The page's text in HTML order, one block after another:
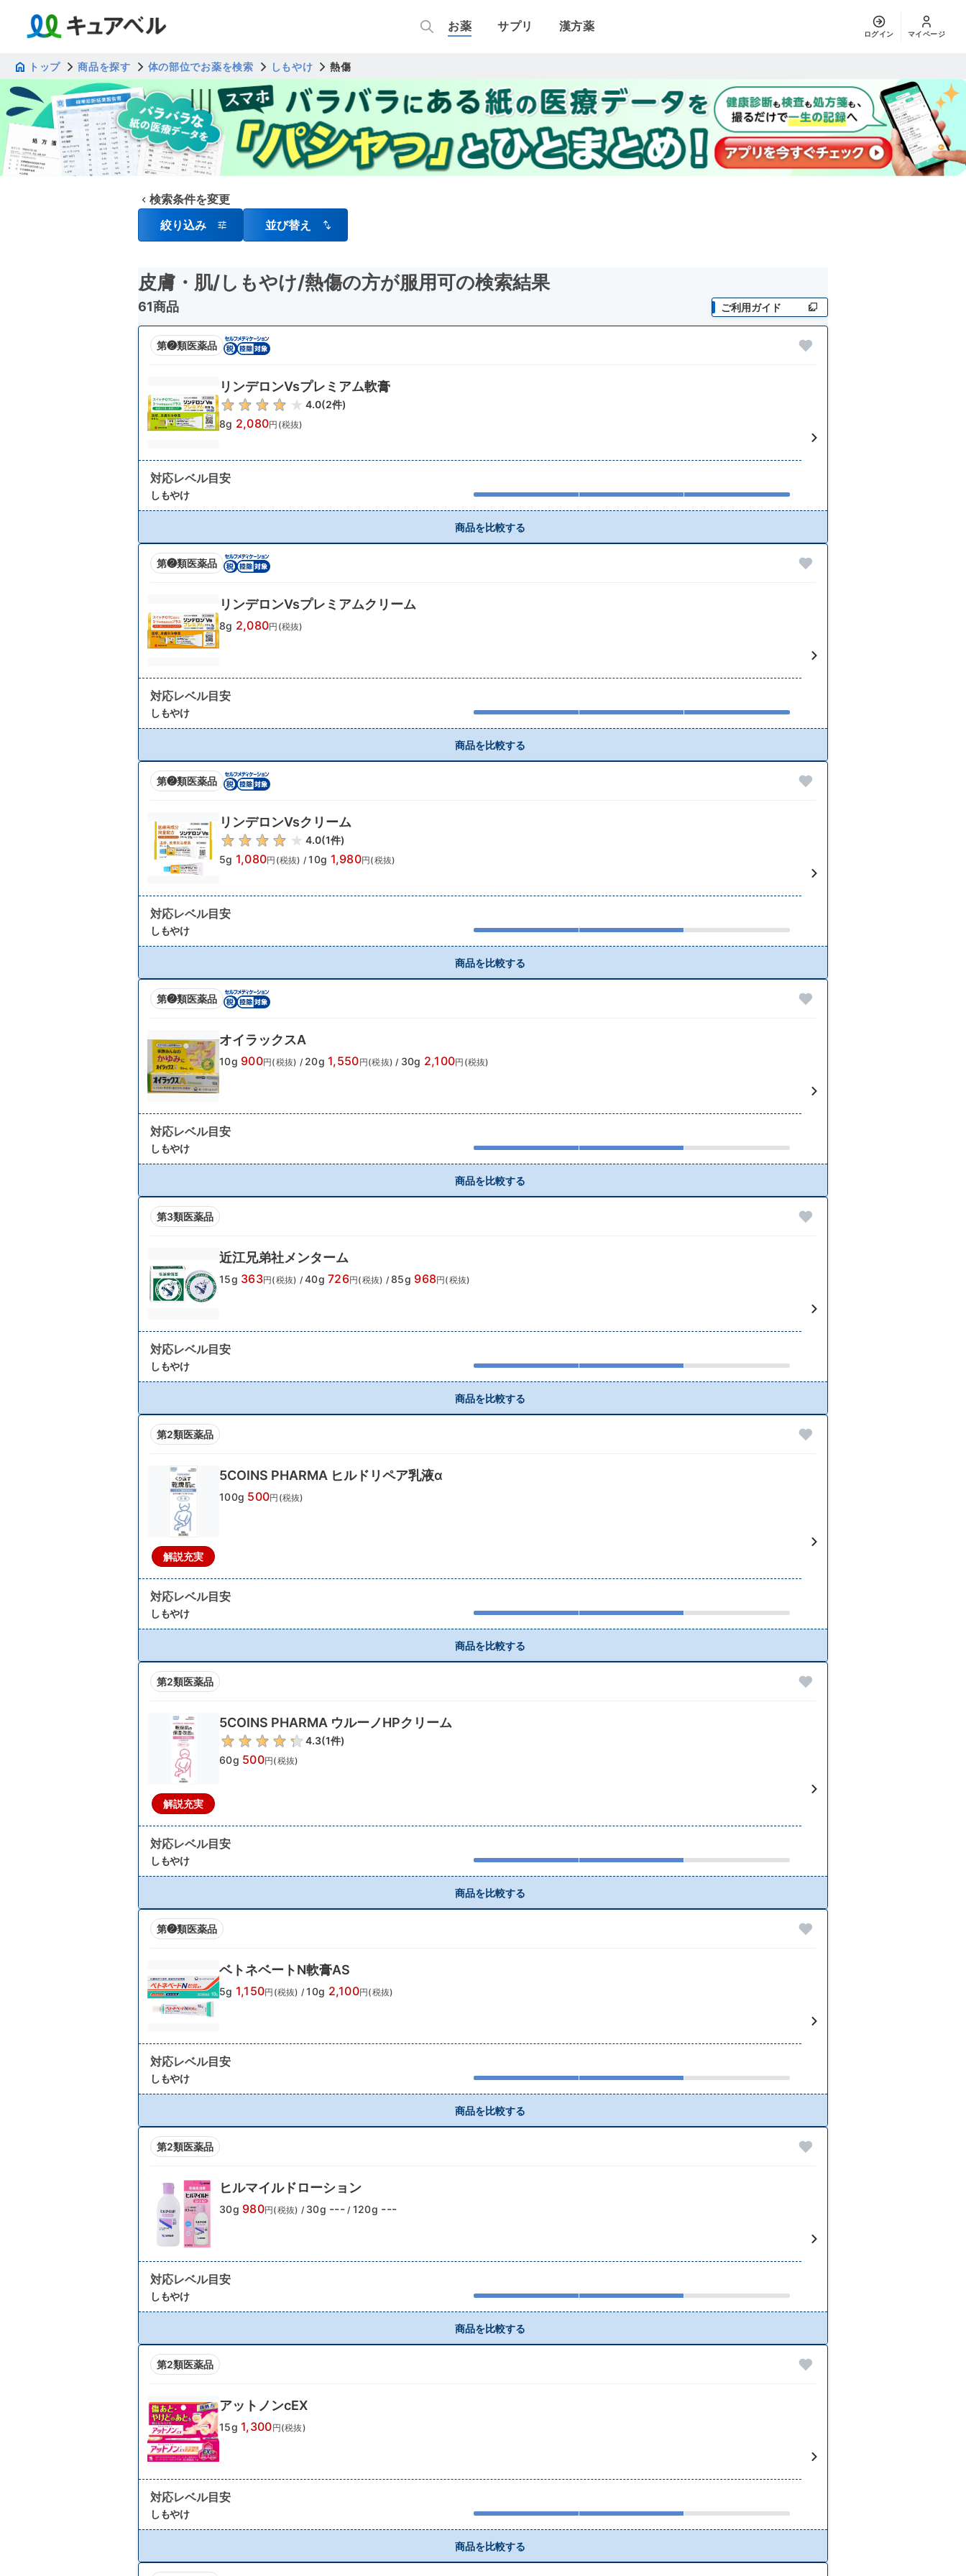
お薬 サプリ 漢方薬
ログイン マイページ
トップ 商品を探す 体の部位でお薬を検索 しもやけ 熱傷
検索条件を変更
絞り込み
並び替え
皮膚・肌/しもやけ/熱傷の方が服用可の検索結果
61商品 ご利用ガイド
第❷類医薬品
リンデロンVsプレミアム軟膏
4.0(2件)
8g 2,080円(税抜)
対応レベル目安
しもやけ
商品を比較する
第❷類医薬品
リンデロンVsプレミアムクリーム
8g 2,080円(税抜)
対応レベル目安
しもやけ
商品を比較する
第❷類医薬品
リンデロンVsクリーム
4.0(1件)
5g 1,080円(税抜) / 10g 1,980円(税抜)
対応レベル目安
しもやけ
商品を比較する
第❷類医薬品
オイラックスA
10g 900円(税抜) / 20g 1,550円(税抜) / 30g 2,100円(税抜)
対応レベル目安
しもやけ
商品を比較する
第3類医薬品
近江兄弟社メンターム
15g 363円(税抜) / 40g 726円(税抜) / 85g 968円(税抜)
対応レベル目安
しもやけ
商品を比較する
第2類医薬品
解説充実
5COINS PHARMA ヒルドリペア乳液α
100g 500円(税抜)
対応レベル目安
しもやけ
商品を比較する
第2類医薬品
解説充実
5COINS PHARMA ウルーノHPクリーム
4.3(1件)
60g 500円(税抜)
対応レベル目安
しもやけ
商品を比較する
第❷類医薬品
ベトネベートN軟膏AS
5g 1,150円(税抜) / 10g 2,100円(税抜)
対応レベル目安
しもやけ
商品を比較する
第2類医薬品
ヒルマイルドローション
30g 980円(税抜) / 30g --- / 120g ---
対応レベル目安
しもやけ
商品を比較する
第2類医薬品
アットノンcEX
15g 1,300円(税抜)
対応レベル目安
しもやけ
商品を比較する